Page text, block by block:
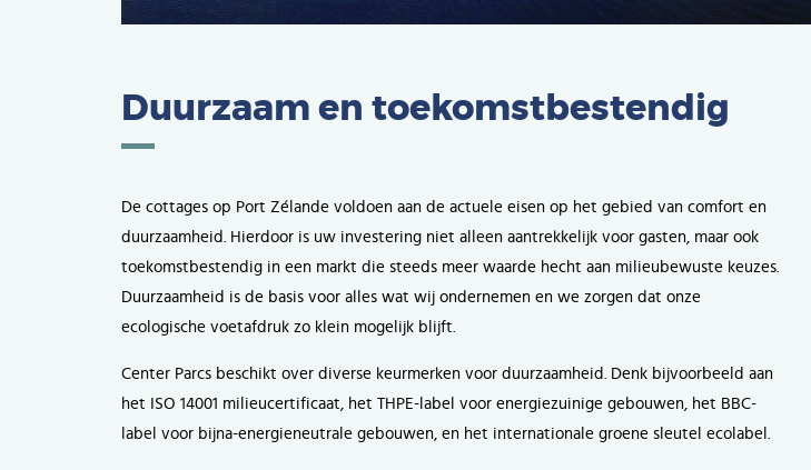
Duurzaam en toekomstbestendig
De cottages op Port Zélande voldoen aan de actuele eisen op het gebied van comfort en
duurzaamheid. Hierdoor is uw investering niet alleen aantrekkelijk voor gasten, maar ook
toekomstbestendig in een markt die steeds meer waarde hecht aan milieubewuste keuzes.
Duurzaamheid is de basis voor alles wat wij ondernemen en we zorgen dat onze
ecologische voetafdruk zo klein mogelijk blijft.
Center Parcs beschikt over diverse keurmerken voor duurzaamheid. Denk bijvoorbeeld aan
het ISO 14001 milieucertificaat, het THPE-label voor energiezuinige gebouwen, het BBC-
label voor bijna-energieneutrale gebouwen, en het internationale groene sleutel ecolabel.